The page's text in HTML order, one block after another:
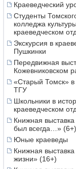
Краеведческий
Студенты
колледжа
краеведческом
Экскурсия в
Пушкинки
Передвижная
Кожевниковском
«Старый Томск»
ТГУ
Школьники в
краеведческом
Книжная
был всегда…» (6+)
Юные краеведы
Книжная
жизни» (16+)